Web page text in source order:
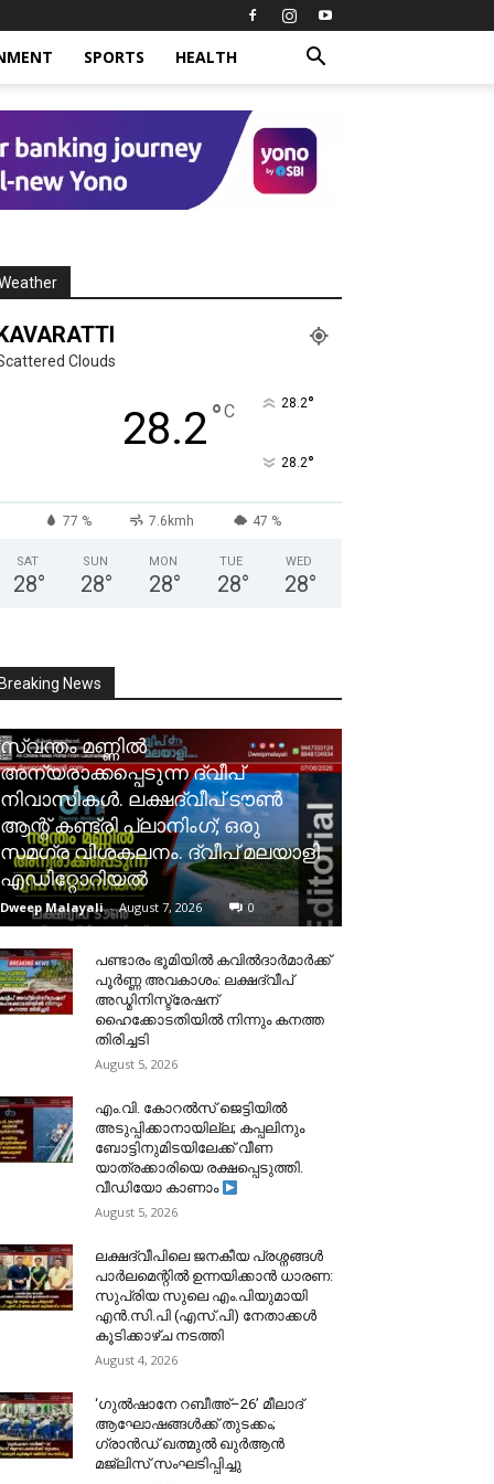
SPORTS HEALTH
Clouds
28.2°C 28.2°
28.2°
77 % 7.6kmh 47 %
SAT
28°
SUN
28°
MON
28°
TUE
28°
WED
28°
Breaking News
സ്വന്തം മണ്ണിൽ
അന്യരാക്കപ്പെടുന്ന ദ്വീപ്
നിവാസികൾ. ലക്ഷദ്വീപ് ടൗൺ
ആന്റ് കണ്ട്രി പ്ലാനിംഗ്; ഒരു
സമഗ്ര വിശകലനം. ദ്വീപ് മലയാളി
എഡിറ്റോറിയൽ
Dweep Malayali - August 7, 2026 0
പണ്ടാരം ഭൂമിയിൽ കവിൽദാർമാർക്ക്
പൂർണ്ണ അവകാശം: ലക്ഷദ്വീപ്
അഡ്മിനിസ്ട്രേഷന്
ഹൈക്കോടതിയിൽ നിന്നും കനത്ത
തിരിച്ചടി
August 5, 2026
​എം.വി. കോറൽസ് ജെട്ടിയിൽ
അടുപ്പിക്കാനായില്ല; കപ്പലിനും
ബോട്ടിനുമിടയിലേക്ക് വീണ
യാത്രക്കാരിയെ രക്ഷപ്പെടുത്തി.
വീഡിയോ കാണാം
August 5, 2026
ലക്ഷദ്വീപിലെ ജനകീയ പ്രശ്നങ്ങൾ
പാർലമെന്റിൽ ഉന്നയിക്കാൻ ധാരണ:
സുപ്രിയ സുലെ എം.പിയുമായി
എൻ.സി.പി (എസ്.പി) നേതാക്കൾ
കൂടിക്കാഴ്ച നടത്തി
August 4, 2026
‘ഗുൽഷാനേ റബീഅ്–26’ മീലാദ്
ആഘോഷങ്ങൾക്ക് തുടക്കം;
ഗ്രാൻഡ് ഖത്മുൽ ഖുർആൻ
മജ്‌ലിസ് സംഘടിപ്പിച്ചു